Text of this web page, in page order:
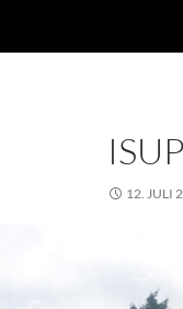
12. JULI